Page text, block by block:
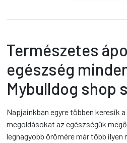
Természetes
egészség
Mybulldog shop
Napjainkban egyre többen keresik
megoldásokat az egészségük
legnagyobb örömére már több